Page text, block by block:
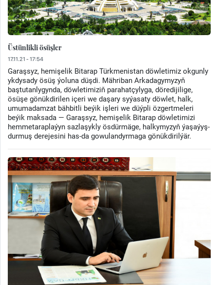
Üstünlikli ösüşler
17.11.21 - 17:54
Garaşsyz, hemişelik Bitarap Türkmenistan döwletimiz okgunly
ykdysady ösüş ýoluna düşdi. Mähriban Arkadagymyzyň
baştutanlygynda, döwletimiziň parahatçylyga, döredijilige,
ösüşe gönükdirilen içeri we daşary syýasaty döwlet, halk,
umumadamzat bähbitli beýik işleri we düýpli özgertmeleri
beýik maksada — Garaşsyz, hemişelik Bitarap döwletimizi
hemmetaraplaýyn sazlaşykly ösdürmäge, halkymyzyň ýaşaýyş-
durmuş derejesini has-da gowulandyrmaga gönükdirilýär.